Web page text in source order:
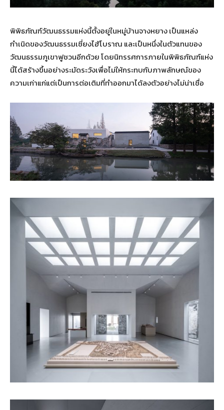
พิพิธภัณฑ์วัฒนธรรมแห่งนี้ตั้งอยู่ในหมู่บ้านจางหยาง เป็นแหล่ง
กำเนิดของวัฒนธรรมเซี่ยงไฮ้โบราณ และเป็นหนึ่งในตัวแทนของ
วัฒนธรรมภูเขาฟูชวนอีกด้วย โดยนิทรรศการภายในพิพิธภัณฑ์แห่ง
นี้ได้สร้างขึ้นอย่างระมัดระวังเพื่อไม่ให้กระทบกับภาพลักษณ์ของ
ความเก่าแก่แต่เป็นการต่อเติมที่ทำออกมาได้ลงตัวอย่างไม่น่าเชื่อ